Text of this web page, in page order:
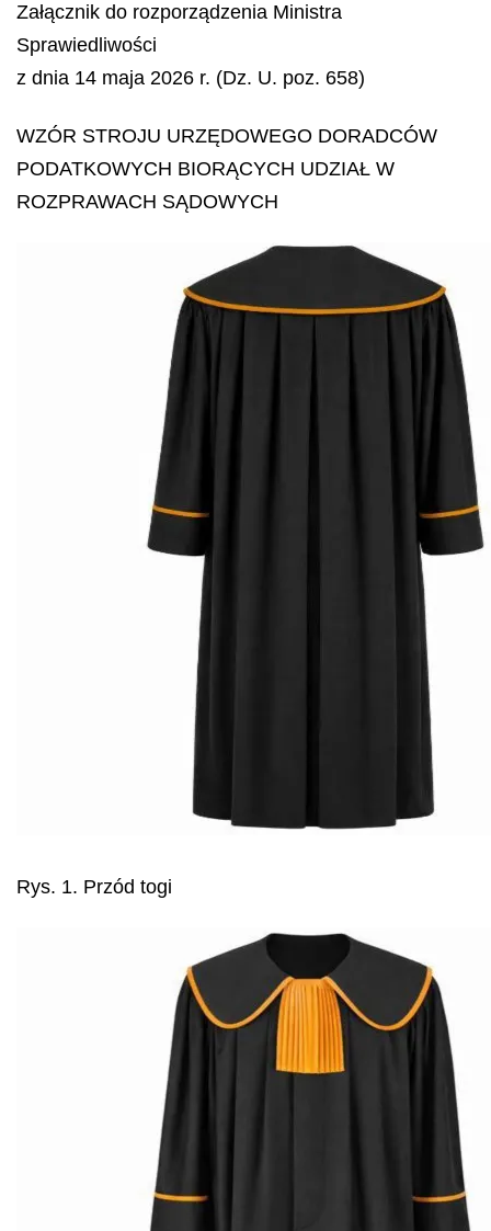
Załącznik do rozporządzenia Ministra
Sprawiedliwości
z dnia 14 maja 2026 r. (Dz. U. poz. 658)
WZÓR STROJU URZĘDOWEGO DORADCÓW
PODATKOWYCH BIORĄCYCH UDZIAŁ W
ROZPRAWACH SĄDOWYCH
Rys. 1. Przód togi